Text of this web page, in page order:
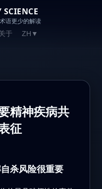
SCIENCE
语更少的解读
于 ZH ▼
精神疾病共
征
杀风险很重要